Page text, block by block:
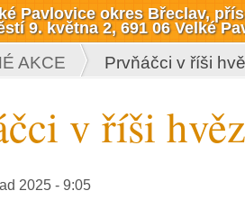
Pavlovice okres Břeclav,
9. května 2, 691 06 Velké
AKCE Prvňáčci v říši
v říši
2025 - 9:05